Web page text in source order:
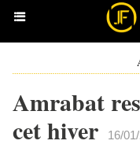
Amrabat
cet hiver
16/